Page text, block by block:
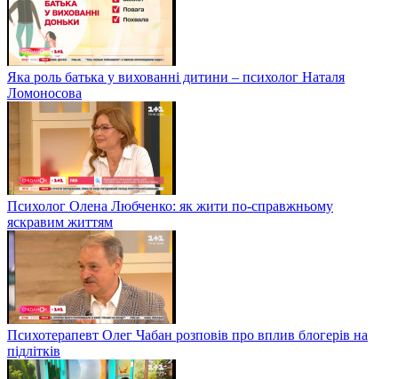
Яка роль батька у вихованні дитини – психолог Наталя
Ломоносова
Психолог Олена Любченко: як жити по-справжньому
яскравим життям
Психотерапевт Олег Чабан розповів про вплив блогерів на
підлітків